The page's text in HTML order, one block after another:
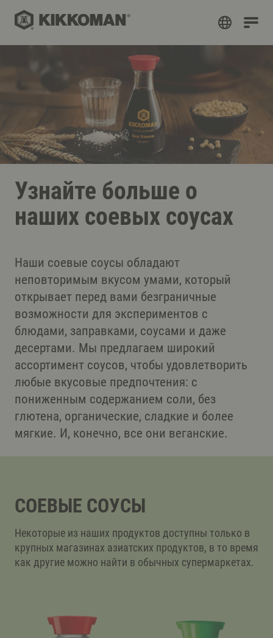
Узнайте больше о
наших соевых соусах
Наши соевые соусы обладают
неповторимым вкусом умами, который
открывает перед вами безграничные
возможности для экспериментов с
блюдами, заправками, соусами и даже
десертами. Мы предлагаем широкий
ассортимент соусов, чтобы удовлетворить
любые вкусовые предпочтения: с
пониженным содержанием соли, без
глютена, органические, сладкие и более
мягкие. И, конечно, все они веганские.
СОЕВЫЕ СОУСЫ
Некоторые из наших продуктов доступны только в
крупных магазинах азиатских продуктов, в то время
как другие можно найти в обычных супермаркетах.